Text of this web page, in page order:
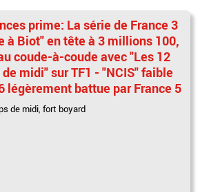
prime: La série de France 3
à Biot" en tête à 3 millions 100,
coude-à-coude avec "Les 12
midi" sur TF1 - "NCIS" faible
légèrement battue par France 5
de midi,fort boyard